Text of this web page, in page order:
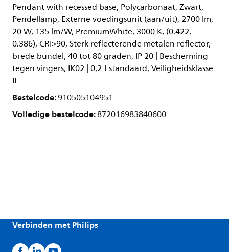
Pendant with recessed base, Polycarbonaat, Zwart,
Pendellamp, Externe voedingsunit (aan/uit), 2700 lm,
20 W, 135 lm/W, PremiumWhite, 3000 K, (0.422,
0.386), CRI>90, Sterk reflecterende metalen reflector,
brede bundel, 40 tot 80 graden, IP 20 | Bescherming
tegen vingers, IK02 | 0,2 J standaard, Veiligheidsklasse
II
Bestelcode:910505104951
Volledige bestelcode:872016983840600
Verbinden met Philips